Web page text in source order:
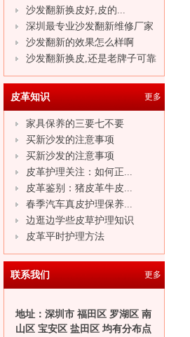
沙发翻新换皮好,皮的...
深圳最专业沙发翻新维修厂家
沙发翻新的效果怎么样啊
沙发翻新换皮,还是老牌子可靠
皮革知识 更多
家具保养的三要七不要
买新沙发的注意事项
买新沙发的注意事项
皮革护理关注：如何正...
皮革鉴别：猪皮革牛皮...
春季汽车真皮护理保养...
边逛边学些皮草护理知识
皮革平时护理方法
联系我们 更多
地址：深圳市 福田区 罗湖区 南
山区 宝安区 盐田区 均有分布点